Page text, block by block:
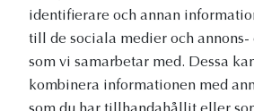
identifierare och annan
till de sociala medier och annons-
som vi samarbetar med. Dessa
kombinera informationen med
Vetapotek.se är en
Evidensia